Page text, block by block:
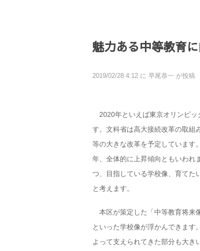
魅力ある中等教育
2019/02/28 4:12 に 早尾恭一 が投
2020年といえば東京オリンピッ
す。文科省は高大接続改革の取組
等の大きな改革を予定しています
年、全体的に上昇傾向ともいわれ
つ、目指している学校像、育てた
と考えます。
本区が策定した「中等教育将来
といった学校像が浮かんできます
よって支えられてきた部分も大き